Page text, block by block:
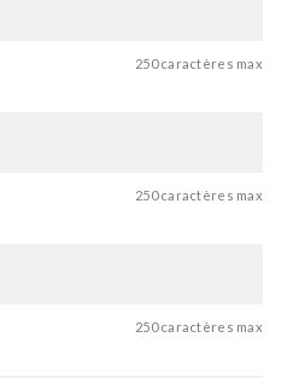
250 caractères max
250 caractères max
250 caractères max